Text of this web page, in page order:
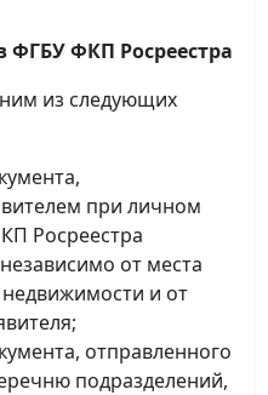
ФГБУ ФКП Росреестра
из следующих
при личном
Росреестра
от места
и от
отправленного
подразделений,